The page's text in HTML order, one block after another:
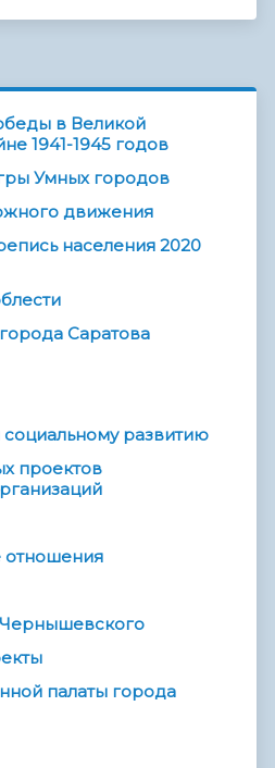
в Великой
1941-1945 годов
Умных городов
движения
населения 2020
Саратова
социальному развитию
проектов
палаты города